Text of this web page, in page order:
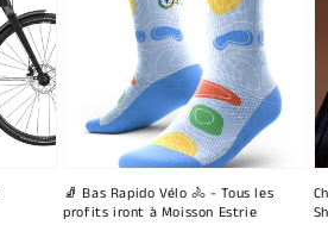
🧦 Bas Rapido Vélo 🚴 - Tous les
profits iront à Moisson Estrie